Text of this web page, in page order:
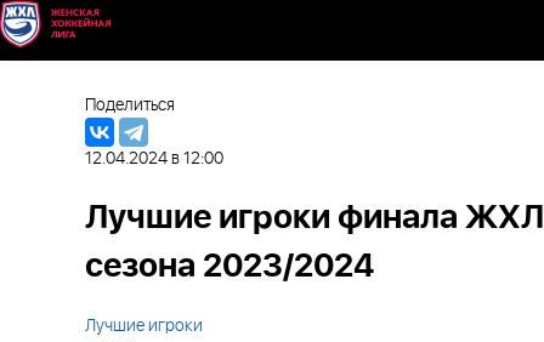
Поделиться
12.04.2024 в 12:00
Лучшие игроки финала ЖХЛ
сезона 2023/2024
Лучшие игроки